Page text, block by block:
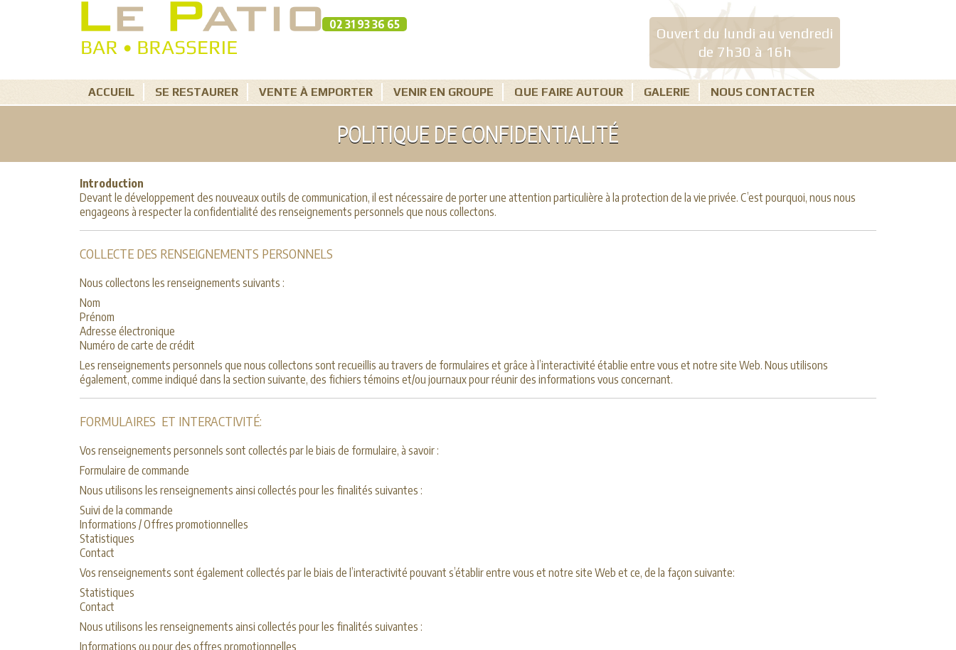
02 31 93 36 65
Ouvert du lundi au vendredi
de 7h30 à 16h
ACCUEIL SE RESTAURER VENTE À EMPORTER VENIR EN GROUPE QUE FAIRE AUTOUR GALERIE NOUS CONTACTER
POLITIQUE DE CONFIDENTIALITÉ
Introduction
Devant le développement des nouveaux outils de communication, il est nécessaire de porter une attention particulière à la protection de la vie privée. C’est pourquoi, nous nous
engageons à respecter la confidentialité des renseignements personnels que nous collectons.
COLLECTE DES RENSEIGNEMENTS PERSONNELS
Nous collectons les renseignements suivants :
Nom
Prénom
Adresse électronique
Numéro de carte de crédit
Les renseignements personnels que nous collectons sont recueillis au travers de formulaires et grâce à l’interactivité établie entre vous et notre site Web. Nous utilisons
également, comme indiqué dans la section suivante, des fichiers témoins et/ou journaux pour réunir des informations vous concernant.
FORMULAIRES ET INTERACTIVITÉ:
Vos renseignements personnels sont collectés par le biais de formulaire, à savoir :
Formulaire de commande
Nous utilisons les renseignements ainsi collectés pour les finalités suivantes :
Suivi de la commande
Informations / Offres promotionnelles
Statistiques
Contact
Vos renseignements sont également collectés par le biais de l’interactivité pouvant s’établir entre vous et notre site Web et ce, de la façon suivante:
Statistiques
Contact
Nous utilisons les renseignements ainsi collectés pour les finalités suivantes :
Informations ou pour des offres promotionnelles